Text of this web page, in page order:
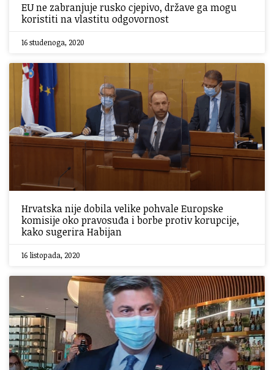
EU ne zabranjuje rusko cjepivo, države ga mogu
koristiti na vlastitu odgovornost
16 studenoga, 2020
Hrvatska nije dobila velike pohvale Europske
komisije oko pravosuđa i borbe protiv korupcije,
kako sugerira Habijan
16 listopada, 2020